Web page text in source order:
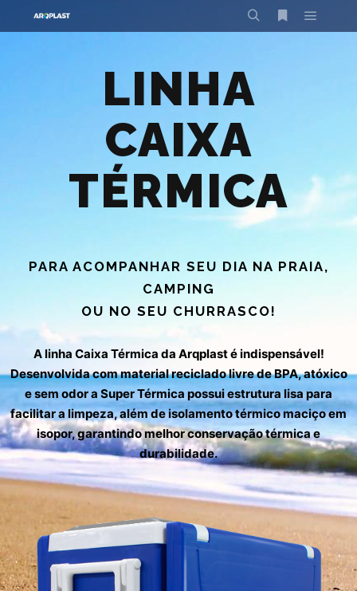
LINHA
CAIXA
TÉRMICA
PARA ACOMPANHAR SEU DIA NA PRAIA,
CAMPING
OU NO SEU CHURRASCO!
A linha Caixa Térmica da Arqplast é indispensável!
Desenvolvida com material reciclado livre de BPA, atóxico
e sem odor a Super Térmica possui estrutura lisa para
facilitar a limpeza, além de isolamento térmico maciço em
isopor, garantindo melhor conservação térmica e
durabilidade.